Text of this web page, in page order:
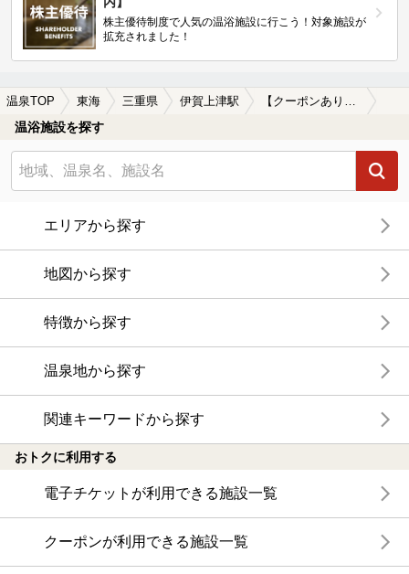
株主優待制度で人気の温浴施設に行こう！対象施設が
拡充されました！
温泉TOP 東海 三重県 伊賀上津駅 【クーポンあり】ホテルで楽しめる伊賀上津駅近くの温泉、日帰り温泉、スーパー銭湯おすすめ
温浴施設を探す
エリアから探す
地図から探す
特徴から探す
温泉地から探す
関連キーワードから探す
おトクに利用する
電子チケットが利用できる施設一覧
クーポンが利用できる施設一覧